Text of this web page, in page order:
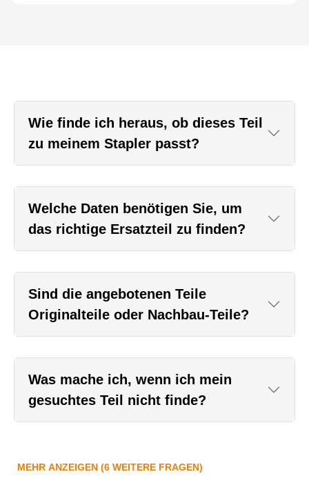
Wie finde ich heraus, ob dieses Teil
zu meinem Stapler passt?
Welche Daten benötigen Sie, um
das richtige Ersatzteil zu finden?
Sind die angebotenen Teile
Originalteile oder Nachbau-Teile?
Was mache ich, wenn ich mein
gesuchtes Teil nicht finde?
MEHR ANZEIGEN (6 WEITERE FRAGEN)